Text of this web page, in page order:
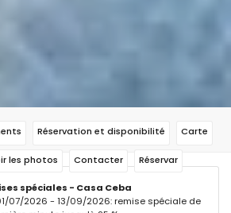
Réservation et disponibilité Carte
les photos Contacter Réservar
spéciales - Casa Ceba
07/2026 - 13/09/2026: remise spéciale de